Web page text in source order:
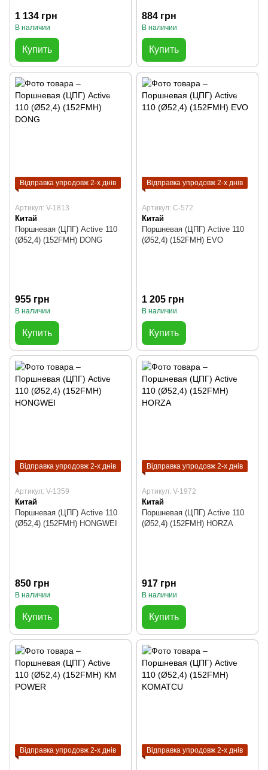
1 134 грн
В наличии
Купить
884 грн
В наличии
Купить
Відправка упродовж 2-х днів
Артикул: V-1813
Китай
Поршневая (ЦПГ) Active 110
(Ø52,4) (152FMH) DONG
955 грн
В наличии
Купить
Відправка упродовж 2-х днів
Артикул: C-572
Китай
Поршневая (ЦПГ) Active 110
(Ø52,4) (152FMH) EVO
1 205 грн
В наличии
Купить
Відправка упродовж 2-х днів
Артикул: V-1359
Китай
Поршневая (ЦПГ) Active 110
(Ø52,4) (152FMH) HONGWEI
850 грн
В наличии
Купить
Відправка упродовж 2-х днів
Артикул: V-1972
Китай
Поршневая (ЦПГ) Active 110
(Ø52,4) (152FMH) HORZA
917 грн
В наличии
Купить
Відправка упродовж 2-х днів Відправка упродовж 2-х днів